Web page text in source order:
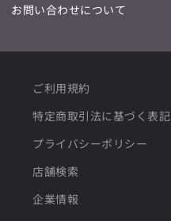
お問い合わせについて
ご利用規約
特定商取引法に基づく表記
プライバシーポリシー
店舗検索
企業情報